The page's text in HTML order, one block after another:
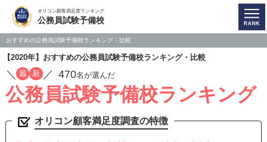
オリコン顧客満足度ランキング
公務員試験予備校
おすすめの公務員試験予備校ランキング・比較
【2020年】おすすめの公務員試験予備校ランキング・比較
／ 最 新 ／ 470名が選んだ
公務員試験予備校ランキング
オリコン顧客満足度調査の特徴